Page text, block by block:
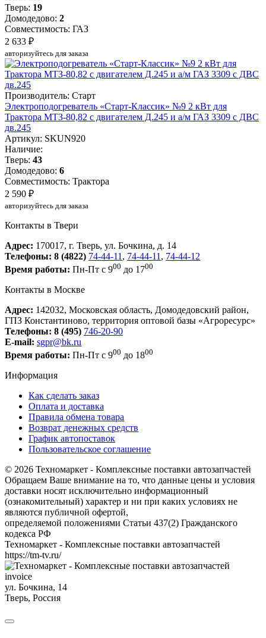
Тверь: 19
Домодедово: 2
Совместимость: ГАЗ
2 633 ₽
авторизуйтесь для заказа
Производитель: Старт
Электроподогреватель «Старт-Классик» №9 2 кВт для
Трактора МТЗ-80,82 с двигателем Д.245 и а/м ГАЗ 3309 с ДВС
дв.245
Артикул: SKUN920
Наличие:
Тверь: 43
Домодедово: 6
Совместимость: Трактора
2 590 ₽
авторизуйтесь для заказа
Контакты в Твери
Адрес: 170017, г. Тверь, ул. Бочкина, д. 14
Телефоны: 8 (4822) 74-44-11 , 74-44-11 , 74-44-12
Время работы: Пн-Пт с 900 до 1700
Контакты в Москве
Адрес: 142032, Московская область, Домодедовский район,
ГПЗ Константиново, территория оптовой базы «Агроресурс»
Телефоны: 8 (495) 746-20-90
E-mail: sgpr@bk.ru
Время работы: Пн-Пт с 900 до 1800
Информация
Как сделать заказ
Оплата и доставка
Правила обмена товара
Возврат денежных средств
График автопоставок
Пользовательское соглашение
© 2026 Техномаркет - Комплексные поставки автозапчастей
Обращаем Ваше внимание на то, что данные цены и условия
доставки носят исключительно информационный
(ознакомительный) характер и ни при каких условиях не
являются публичной офертой,
определяемой положениями Статьи 437(2) Гражданского
кодекса РФ
Техномаркет - Комплексные поставки автозапчастей
https://tm-tv.ru/
invoice
ул. Бочкина, 14
Тверь, Россия